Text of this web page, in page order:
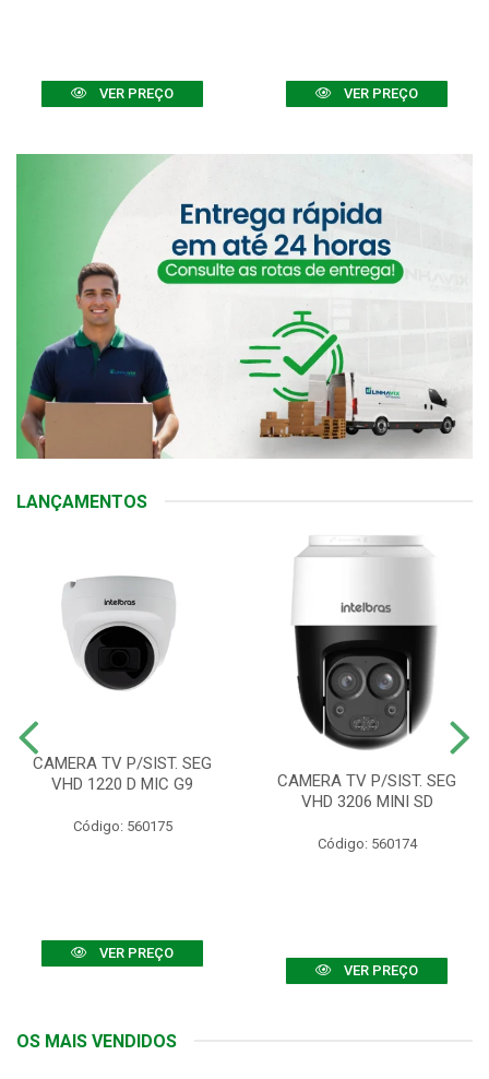
VER PREÇO VER PREÇO
LANÇAMENTOS
CAMERA TV P/SIST. SEG
VHD 1220 D MIC G9
Código: 560175
VER PREÇO
CAMERA TV P/SIST. SEG
VHD 3206 MINI SD
Código: 560174
VER PREÇO
OS MAIS VENDIDOS